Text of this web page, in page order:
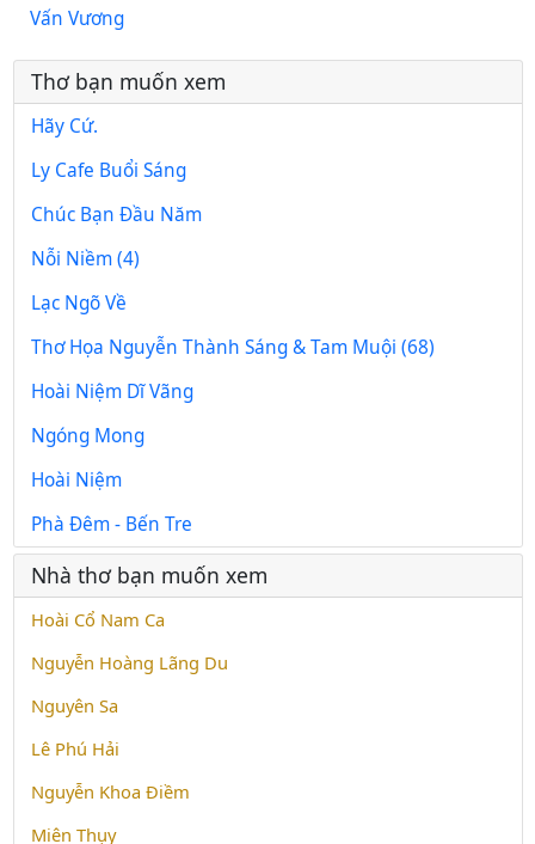
Vấn Vương
Thơ bạn muốn xem
Hãy Cứ.
Ly Cafe Buổi Sáng
Chúc Bạn Đầu Năm
Nỗi Niềm (4)
Lạc Ngõ Về
Thơ Họa Nguyễn Thành Sáng & Tam Muội (68)
Hoài Niệm Dĩ Vãng
Ngóng Mong
Hoài Niệm
Phà Đêm - Bến Tre
Nhà thơ bạn muốn xem
Hoài Cổ Nam Ca
Nguyễn Hoàng Lãng Du
Nguyên Sa
Lê Phú Hải
Nguyễn Khoa Điềm
Miên Thụy